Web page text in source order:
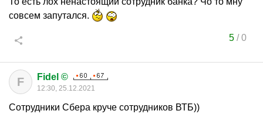
совсем запутался.
5/0
F Fidel ©
12:30, 25.12.2021
Сотрудники Сбера круче сотрудников ВТБ))